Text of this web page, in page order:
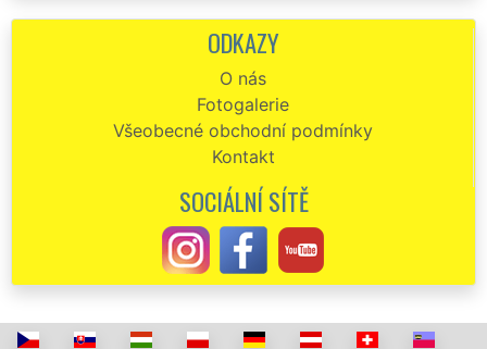
Doporučuji.
našich skladových zásob v Jablonci nad Nisou. Skvělé služby,
odborní pracovníci, profesionální chování.
ODKAZY
O nás
Fotogalerie
Všeobecné obchodní podmínky
Kontakt
SOCIÁLNÍ SÍTĚ